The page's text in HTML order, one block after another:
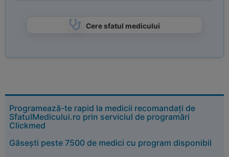
Cere sfatul medicului
Programează-te rapid la medicii recomandați de
SfatulMedicului.ro prin serviciul de programări
Clickmed
Găsești peste 7500 de medici cu program disponibil